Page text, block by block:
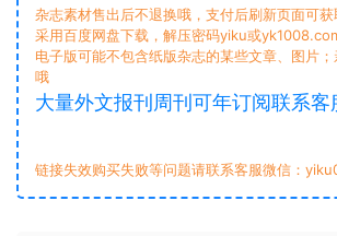
杂志素材售出后不退换哦，支付后刷新页面可
采用百度网盘下载，解压密码yiku或
电子版可能不包含纸版杂志的某些文章、图片
哦
大量外文报刊周刊可年订阅联系客
链接失效购买失败等问题请联系客服微信：